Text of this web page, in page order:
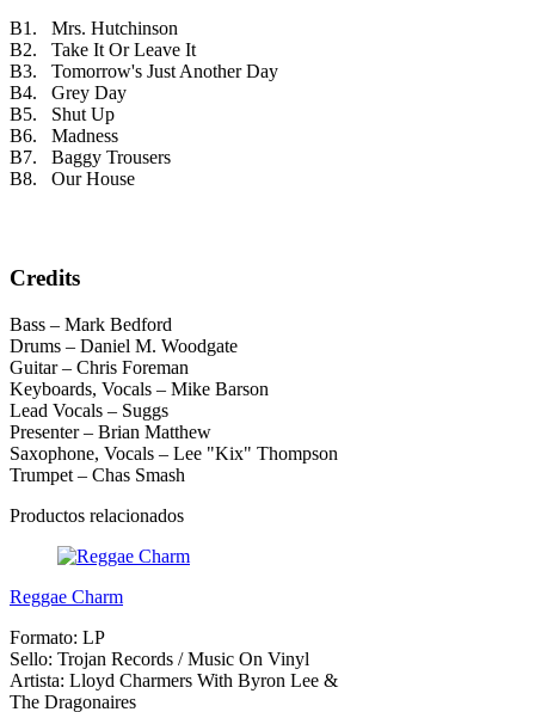
B1. Mrs. Hutchinson
B2. Take It Or Leave It
B3. Tomorrow's Just Another Day
B4. Grey Day
B5. Shut Up
B6. Madness
B7. Baggy Trousers
B8. Our House
Credits
Bass – Mark Bedford
Drums – Daniel M. Woodgate
Guitar – Chris Foreman
Keyboards, Vocals – Mike Barson
Lead Vocals – Suggs
Presenter – Brian Matthew
Saxophone, Vocals – Lee "Kix" Thompson
Trumpet – Chas Smash
Productos relacionados
Reggae Charm
Formato: LP
Sello: Trojan Records / Music On Vinyl
Artista: Lloyd Charmers With Byron Lee &
The Dragonaires